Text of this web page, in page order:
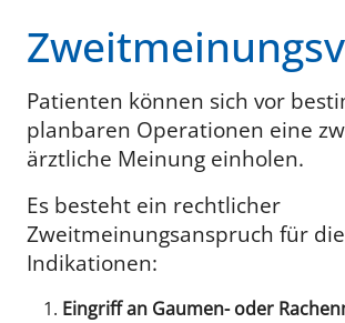
Patienten können sich vor
planbaren Operationen eine
ärztliche Meinung einholen.
Es besteht ein rechtlicher
Zweitmeinungsanspruch für die
Indikationen:
Eingriff an Gaumen- oder